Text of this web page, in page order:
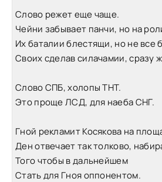
Слово режет еще чаще.
Чейни забывает панчи, но на
Их баталии блестящи, но не все
Своих сделав силачамии, сразу
Слово СПБ, холопы ТНТ.
Это проще ЛСД, для наеба СНГ.
Гной рекламит Косякова на
Ден отвечает так толково,
Того чтобы в дальнейшем
Стать для Гноя оппонентом.